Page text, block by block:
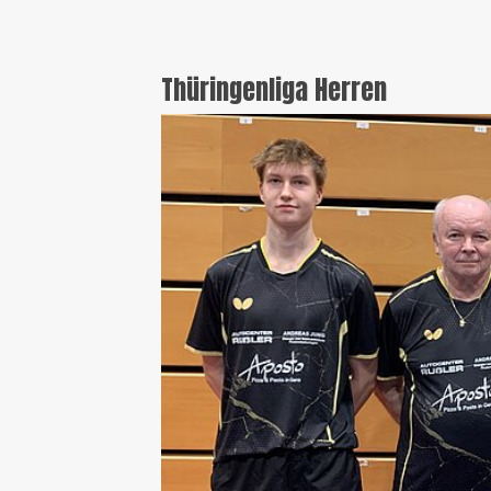
Thüringenliga Herren